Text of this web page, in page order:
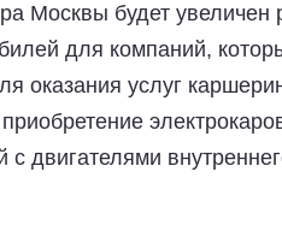
Москвы будет увеличен
для компаний,
оказания услуг
с двигателями